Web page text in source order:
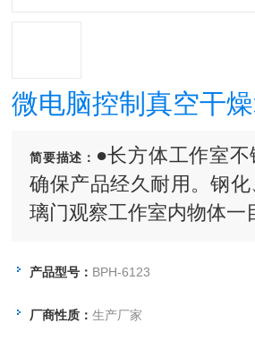
微电脑控制真空干
简要描述： ●长方体工作室不
确保产品经久耐用。钢
璃门观察工作室内物体一
橡胶门封圈，确保箱内高
氧气或者充满惰性气体环
产品型号： BPH-6123
厂商性质：生产厂家